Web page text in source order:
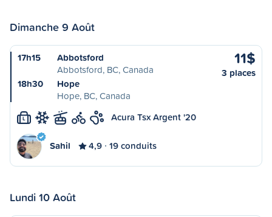
Dimanche 9 Août
17h15
Abbotsford
Abbotsford, BC, Canada
18h30
Hope
Hope, BC, Canada
11$
3 places
L Acura Tsx Argent '20
Sahil 4,9 19 conduits
Lundi 10 Août